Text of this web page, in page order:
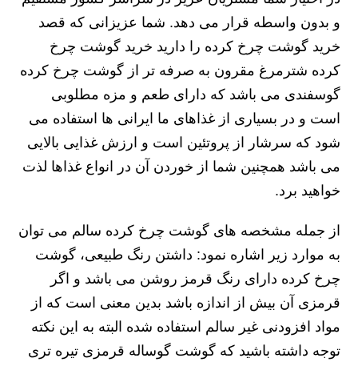
و بدون واسطه قرار می دهد. شما عزیزانی که قصد
خرید گوشت چرخ کرده را دارید خرید گوشت چرخ
کرده شترمرغ مقرون به صرفه تر از گوشت چرخ کرده
گوسفندی می باشد که دارای طعم و مزه مطلوبی
است و در بسیاری از غذاهای ما ایرانی ها استفاده می
شود که سرشار از پروتئین است و ارزش غذایی بالایی
می باشد همچنین شما از خوردن آن در انواع غذاها لذت
خواهید برد.
از جمله مشخصه های گوشت چرخ کرده سالم می توان
به موارد زیر اشاره نمود: داشتن رنگ طبیعی، گوشت
چرخ کرده دارای رنگ قرمز روشن می باشد و اگر
قرمزی آن بیش از اندازه باشد بدین معنی است که از
مواد افزودنی غیر سالم استفاده شده البته به این نکته
توجه داشته باشید که گوشت گوساله قرمزی تیره تری